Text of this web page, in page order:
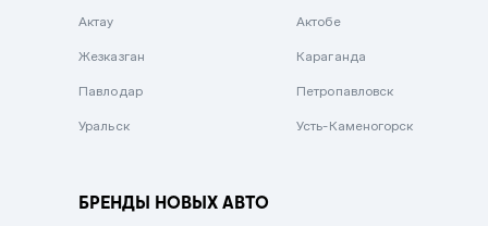
Зеленый металлик
Актау Актобе
Жезказган Караганда
Павлодар Петропавловск
Уральск Усть-Каменогорск
БРЕНДЫ НОВЫХ АВТО